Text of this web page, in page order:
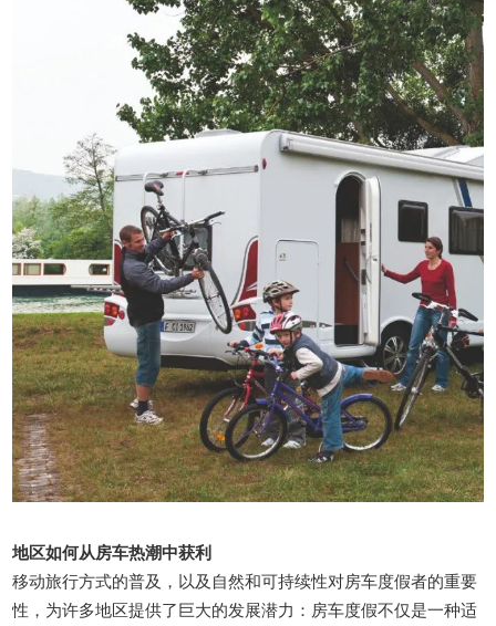
地区如何从房车热潮中获利
移动旅行方式的普及，以及自然和可持续性对房车度假者的重要
性，为许多地区提供了巨大的发展潜力：房车度假不仅是一种适